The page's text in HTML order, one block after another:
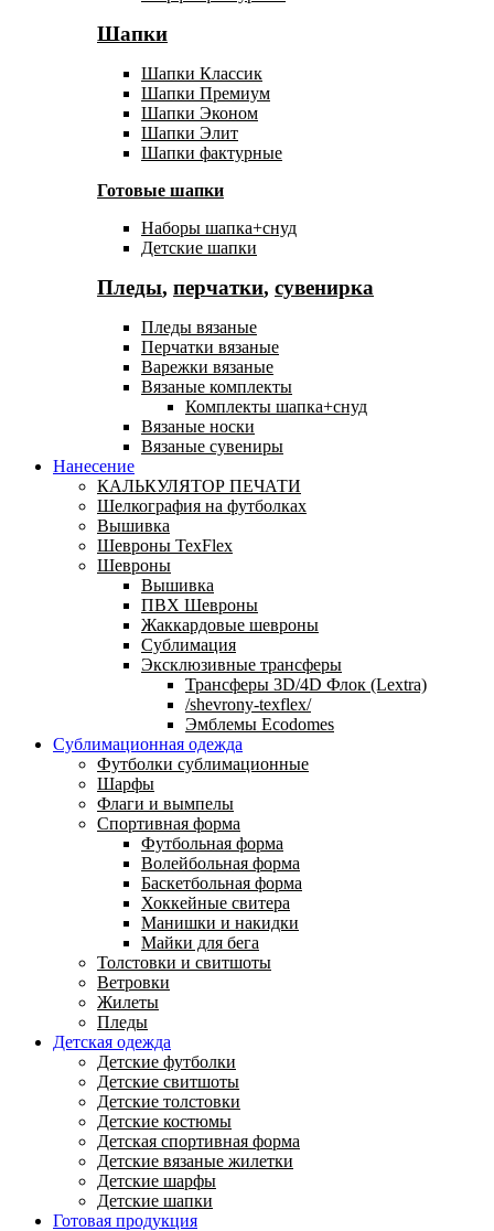
Шапки
Шапки Классик
Шапки Премиум
Шапки Эконом
Шапки Элит
Шапки фактурные
Готовые шапки
Наборы шапка+снуд
Детские шапки
Пледы, перчатки, сувенирка
Пледы вязаные
Перчатки вязаные
Варежки вязаные
Вязаные комплекты
Комплекты шапка+снуд
Вязаные носки
Вязаные сувениры
Нанесение
КАЛЬКУЛЯТОР ПЕЧАТИ
Шелкография на футболках
Вышивка
Шевроны TexFlex
Шевроны
Вышивка
ПВХ Шевроны
Жаккардовые шевроны
Сублимация
Эксклюзивные трансферы
Трансферы 3D/4D Флок (Lextra)
/shevrony-texflex/
Эмблемы Ecodomes
Сублимационная одежда
Футболки сублимационные
Шарфы
Флаги и вымпелы
Спортивная форма
Футбольная форма
Волейбольная форма
Баскетбольная форма
Хоккейные свитера
Манишки и накидки
Майки для бега
Толстовки и свитшоты
Ветровки
Жилеты
Пледы
Детская одежда
Детские футболки
Детские свитшоты
Детские толстовки
Детские костюмы
Детская спортивная форма
Детские вязаные жилетки
Детские шарфы
Детские шапки
Готовая продукция